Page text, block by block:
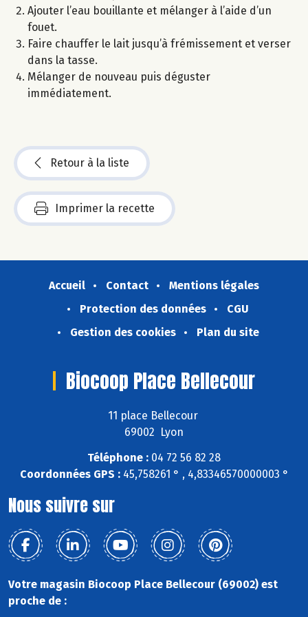
Ajouter l’eau bouillante et mélanger à l’aide d’un
fouet.
Faire chauffer le lait jusqu’à frémissement et verser
dans la tasse.
Mélanger de nouveau puis déguster
immédiatement.
Retour à la liste
Imprimer la recette
Accueil Contact
Mentions légales
Protection des données
CGU
Gestion des cookies
Plan du site
Biocoop Place Bellecour
11 place Bellecour
69002 Lyon
Téléphone : 04 72 56 82 28
Coordonnées GPS :45,758261 ° , 4,83346570000003 °
Nous suivre sur
Votre magasin Biocoop Place Bellecour (69002) est
proche de :